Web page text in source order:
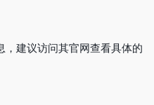
建议访问其官网查看具体的